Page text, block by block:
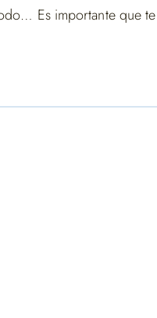
Es importante que